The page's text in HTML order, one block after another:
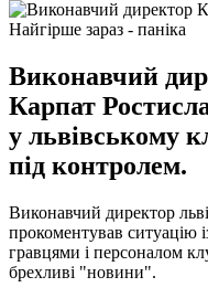
Виконавчий
Карпат
у львівському
під контролем.
Виконавчий директор
прокоментував ситуацію
гравцями і персоналом
брехливі "новини".